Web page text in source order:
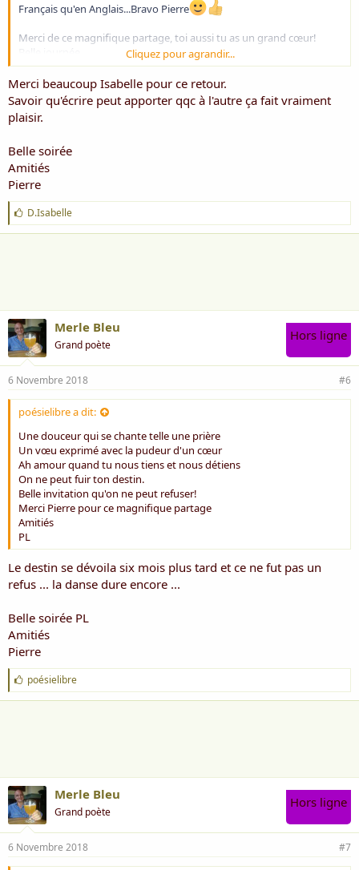
Repose toi __ prends cette chance
De ce repos
De cette danse
Juste une offrande __ instant cadeau
Si je t'apprends __ si je t'écoute
Accepte l'aide et la confiance
Jusqu'à poursuivre enfin ta route
Vers autre part __ une autre danse
Donne un sourire et des étoiles
Un bout d'amour dans un regard
Tombe la peur __ tombe le voile
Quand tu voudras te retirer
Dans le silence et sans un pleur
mars 2015
Français qu'en Anglais...Bravo Pierre
Merci de ce magnifique partage, toi aussi tu as un grand cœur!
Amitiés
Isabelle
Cliquez pour agrandir...
Merci beaucoup Isabelle pour ce retour.
Savoir qu'écrire peut apporter qqc à l'autre ça fait vraiment
plaisir.
Belle soirée
Amitiés
Pierre
J
'
a
D.Isabelle
Merle Bleu
Grand poète
Hors ligne
6 Novembre 2018 #6
poésielibre a dit:
Une douceur qui se chante telle une prière
Un vœu exprimé avec la pudeur d'un cœur
Ah amour quand tu nous tiens et nous détiens
On ne peut fuir ton destin.
Belle invitation qu'on ne peut refuser!
Merci Pierre pour ce magnifique partage
Amitiés
PL
Le destin se dévoila six mois plus tard et ce ne fut pas un
refus ... la danse dure encore ...
Belle soirée PL
Amitiés
Pierre
J
'
a
poésielibre
Merle Bleu
Grand poète
Hors ligne
6 Novembre 2018 #7